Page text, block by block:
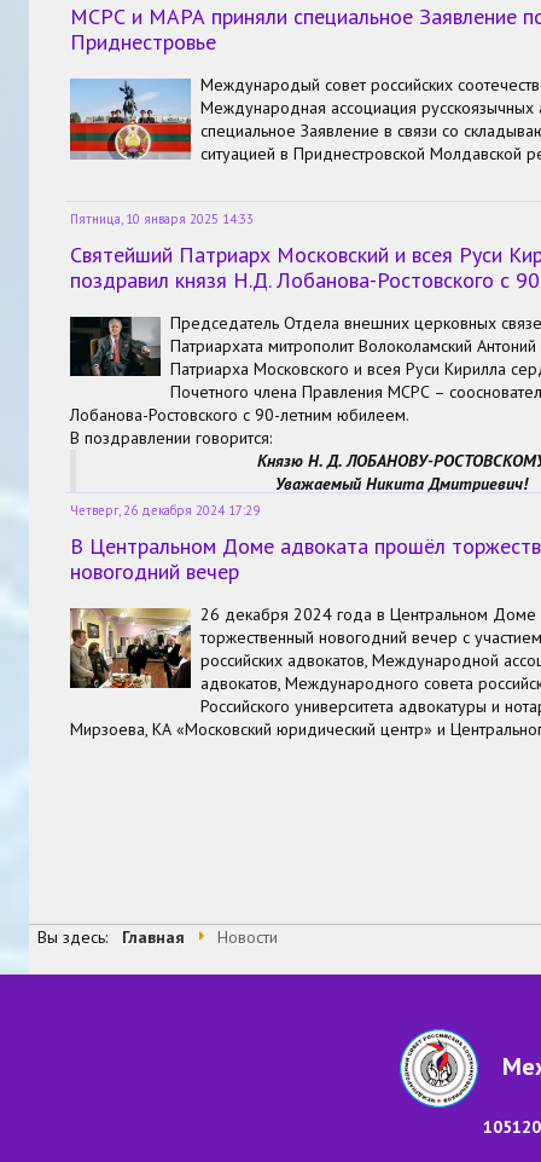
МСРС и МАРА приняли специальное Заявление
Приднестровье
Международый совет российских
Международная ассоциация русскоязычных
специальное Заявление в связи со
ситуацией в Приднестровской Молдавской
Пятница, 10 января 2025 14:33
Святейший Патриарх Московский и всея Руси
поздравил князя Н.Д. Лобанова-Ростовского с
Председатель Отдела внешних церковных
Патриархата митрополит Волоколамский
Патриарха Московского и всея Руси Кирилла
Почетного члена Правления МСРС –
Лобанова-Ростовского с 90-летним юбилеем.
В поздравлении говорится:
Князю Н. Д. ЛОБАНОВУ-
Уважаемый Никита Дмитриевич!
От имени Святейшего Патриарха Московского и всея Руси
Ваш жизненный путь, исполненный преданности
вдохновляет многих соотечественников. Будучи прямым
Четверг, 26 декабря 2024 17:29
В Центральном Доме адвоката прошёл
новогодний вечер
26 декабря 2024 года в Центральном Доме
торжественный новогодний вечер с
российских адвокатов, Международной
адвокатов, Международного совета
Российского университета адвокатуры и
Мирзоева, КА «Московский юридический центр» и
Вы здесь: Главная Новости